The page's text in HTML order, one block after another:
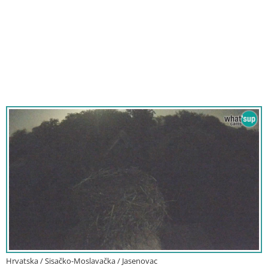
Hrvatska / Sisačko-Moslavačka / Jasenovac